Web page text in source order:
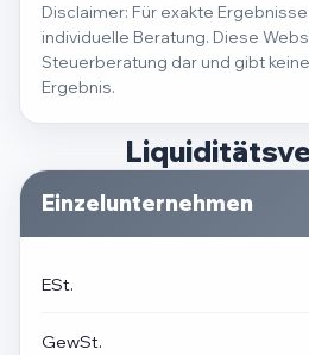
Disclaimer: Für exakte
individuelle Beratung. Diese
Steuerberatung dar und gibt
Ergebnis.
Einzelunternehmen
ESt.
GewSt.